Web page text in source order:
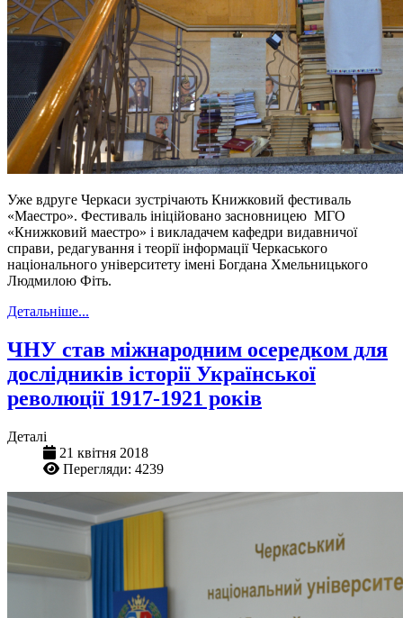
Уже вдруге Черкаси зустрічають Книжковий фестиваль
«Маестро». Фестиваль ініційовано засновницею МГО
«Книжковий маестро» і викладачем кафедри видавничої
справи, редагування і теорії інформації Черкаського
національного університету імені Богдана Хмельницького
Людмилою Фіть.
Детальніше...
ЧНУ став міжнародним осередком для
дослідників історії Української
революції 1917-1921 років
Деталі
21 квітня 2018
Перегляди: 4239